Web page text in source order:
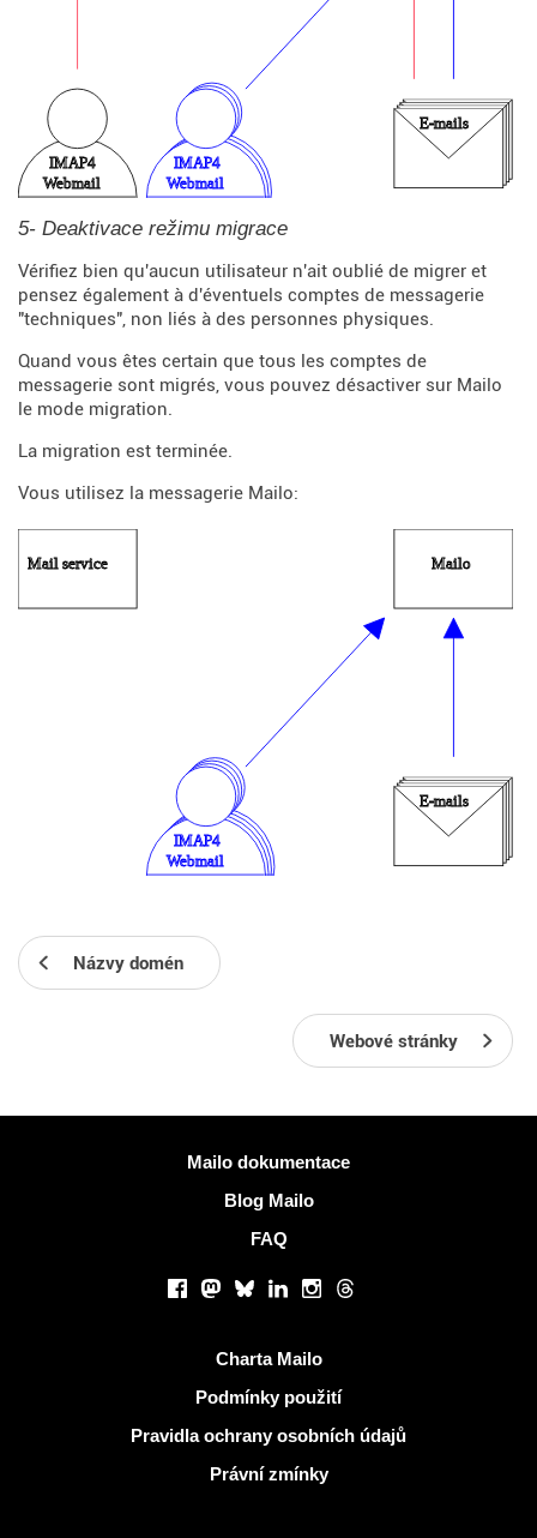
5- Deaktivace režimu migrace
Vérifiez bien qu'aucun utilisateur n'ait oublié de migrer et
pensez également à d'éventuels comptes de messagerie
"techniques", non liés à des personnes physiques.
Quand vous êtes certain que tous les comptes de
messagerie sont migrés, vous pouvez désactiver sur Mailo
le mode migration.
La migration est terminée.
Vous utilisez la messagerie Mailo:
Názvy domén
Webové stránky
Mailo dokumentace
Blog Mailo
FAQ
Facebook
Mastodon
BlueskyLinkedInInstagram
Threads
Charta Mailo
Podmínky použití
Pravidla ochrany osobních údajů
Právní zmínky